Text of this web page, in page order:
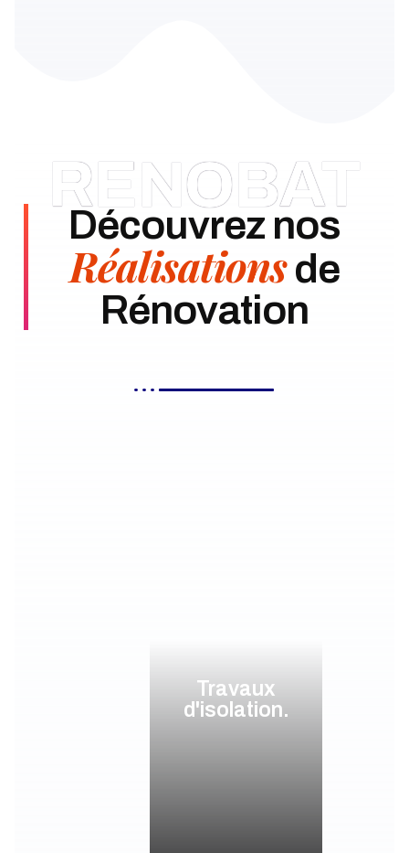
RENOBAT
Découvrez nos
Réalisationsde
Rénovation
Travaux
d'isolation.